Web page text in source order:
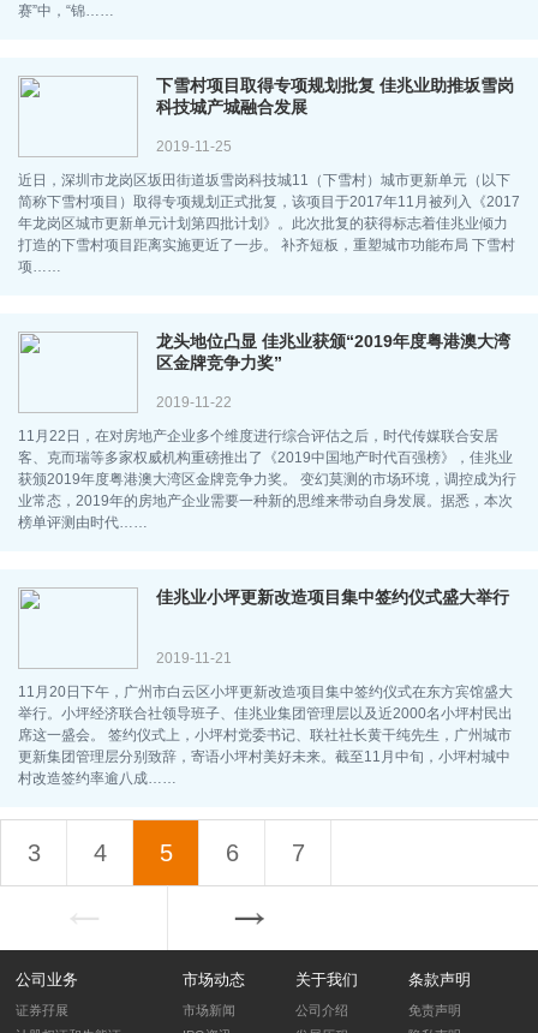
赛”中，“锦……
下雪村项目取得专项规划批复 佳兆业助推坂雪岗
科技城产城融合发展
2019-11-25
近日，深圳市龙岗区坂田街道坂雪岗科技城11（下雪村）城市更新单元（以下
简称下雪村项目）取得专项规划正式批复，该项目于2017年11月被列入《2017
年龙岗区城市更新单元计划第四批计划》。此次批复的获得标志着佳兆业倾力
打造的下雪村项目距离实施更近了一步。 补齐短板，重塑城市功能布局 下雪村
项……
龙头地位凸显 佳兆业获颁“2019年度粤港澳大湾
区金牌竞争力奖”
2019-11-22
11月22日，在对房地产企业多个维度进行综合评估之后，时代传媒联合安居
客、克而瑞等多家权威机构重磅推出了《2019中国地产时代百强榜》，佳兆业
获颁2019年度粤港澳大湾区金牌竞争力奖。 变幻莫测的市场环境，调控成为行
业常态，2019年的房地产企业需要一种新的思维来带动自身发展。据悉，本次
榜单评测由时代……
佳兆业小坪更新改造项目集中签约仪式盛大举行
2019-11-21
11月20日下午，广州市白云区小坪更新改造项目集中签约仪式在东方宾馆盛大
举行。小坪经济联合社领导班子、佳兆业集团管理层以及近2000名小坪村民出
席这一盛会。 签约仪式上，小坪村党委书记、联社社长黄干纯先生，广州城市
更新集团管理层分别致辞，寄语小坪村美好未来。截至11月中旬，小坪村城中
村改造签约率逾八成……
3 4 5 6 7
公司业务
证券孖展
市场动态
市场新闻
关于我们
公司介绍
条款声明
免责声明